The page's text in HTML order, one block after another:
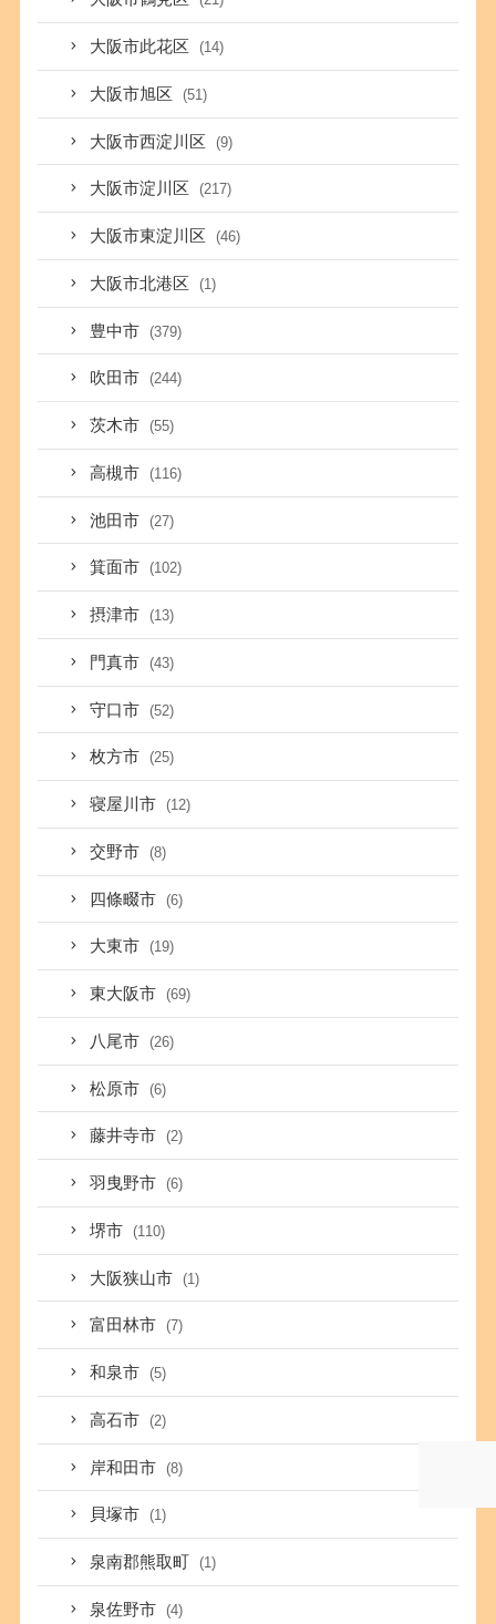
大阪市此花区 (14)
大阪市旭区 (51)
大阪市西淀川区 (9)
大阪市淀川区 (217)
大阪市東淀川区 (46)
大阪市北港区 (1)
豊中市 (379)
吹田市 (244)
茨木市 (55)
高槻市 (116)
池田市 (27)
箕面市 (102)
摂津市 (13)
門真市 (43)
守口市 (52)
枚方市 (25)
寝屋川市 (12)
交野市 (8)
四條畷市 (6)
大東市 (19)
東大阪市 (69)
八尾市 (26)
松原市 (6)
藤井寺市 (2)
羽曳野市 (6)
堺市 (110)
大阪狭山市 (1)
富田林市 (7)
和泉市 (5)
高石市 (2)
岸和田市 (8)
貝塚市 (1)
泉南郡熊取町 (1)
泉佐野市 (4)